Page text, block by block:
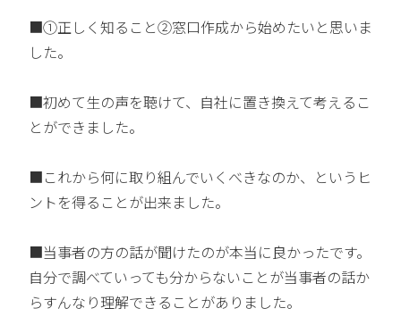
■①正しく知ること②窓口作成から始めたいと思いま
した。
■初めて生の声を聴けて、自社に置き換えて考えるこ
とができました。
■これから何に取り組んでいくべきなのか、というヒ
ントを得ることが出来ました。
■当事者の方の話が聞けたのが本当に良かったです。
自分で調べていっても分からないことが当事者の話か
らすんなり理解できることがありました。